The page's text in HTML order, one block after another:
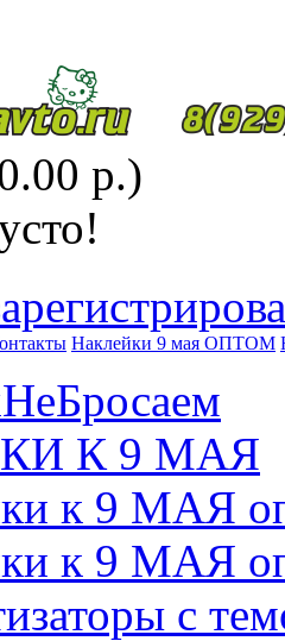
р.)
Наклейки 9 мая ОПТОМ
К 9 МАЯ
к 9 МАЯ
к 9 МАЯ
с